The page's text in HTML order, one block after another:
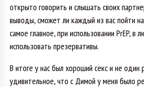
открыто говорить и слышать своих
выводы, сможет ли каждый из вас пойти
самое главное, при использовании PrEP, в
использовать презервативы.
В итоге у нас был хороший секс и не один
удивительное, что с Димой у меня было